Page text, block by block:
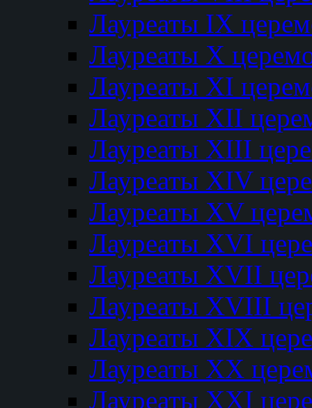
Лауреаты IX
Лауреаты Х
Лауреаты XI
Лауреаты XII
Лауреаты XIII
Лауреаты XIV
Лауреаты XV
Лауреаты XVI
Лауреаты XVII
Лауреаты XVIII
Лауреаты XIX
Лауреаты XX
Лауреаты XXI